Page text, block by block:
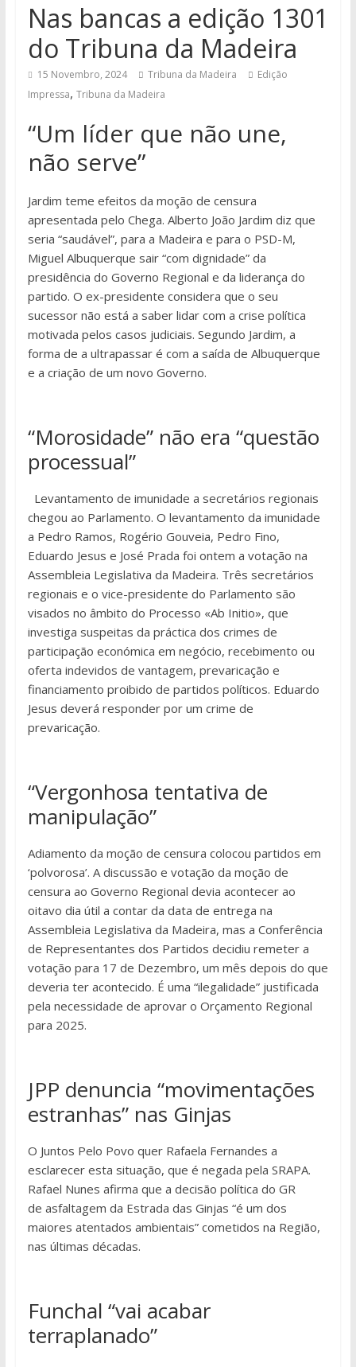
Nas bancas a edição 1301
do Tribuna da Madeira
15 Novembro, 2024 Tribuna da Madeira
Edição
Impressa, Tribuna da Madeira
“Um líder que não une,
não serve”
Jardim teme efeitos da moção de censura
apresentada pelo Chega. Alberto João Jardim diz que
seria “saudável”, para a Madeira e para o PSD-M,
Miguel Albuquerque sair “com dignidade” da
presidência do Governo Regional e da liderança do
partido. O ex-presidente considera que o seu
sucessor não está a saber lidar com a crise política
motivada pelos casos judiciais. Segundo Jardim, a
forma de a ultrapassar é com a saída de Albuquerque
e a criação de um novo Governo.
“Morosidade” não era “questão
processual”
Levantamento de imunidade a secretários regionais
chegou ao Parlamento. O levantamento da imunidade
a Pedro Ramos, Rogério Gouveia, Pedro Fino,
Eduardo Jesus e José Prada foi ontem a votação na
Assembleia Legislativa da Madeira. Três secretários
regionais e o vice-presidente do Parlamento são
visados no âmbito do Processo «Ab Initio», que
investiga suspeitas da práctica dos crimes de
participação económica em negócio, recebimento ou
oferta indevidos de vantagem, prevaricação e
financiamento proibido de partidos políticos. Eduardo
Jesus deverá responder por um crime de
prevaricação.
“Vergonhosa tentativa de
manipulação”
Adiamento da moção de censura colocou partidos em
‘polvorosa’. A discussão e votação da moção de
censura ao Governo Regional devia acontecer ao
oitavo dia útil a contar da data de entrega na
Assembleia Legislativa da Madeira, mas a Conferência
de Representantes dos Partidos decidiu remeter a
votação para 17 de Dezembro, um mês depois do que
deveria ter acontecido. É uma “ilegalidade” justificada
pela necessidade de aprovar o Orçamento Regional
para 2025.
JPP denuncia “movimentações
estranhas” nas Ginjas
O Juntos Pelo Povo quer Rafaela Fernandes a
esclarecer esta situação, que é negada pela SRAPA.
Rafael Nunes afirma que a decisão política do GR
de asfaltagem da Estrada das Ginjas “é um dos
maiores atentados ambientais” cometidos na Região,
nas últimas décadas.
Funchal “vai acabar
terraplanado”